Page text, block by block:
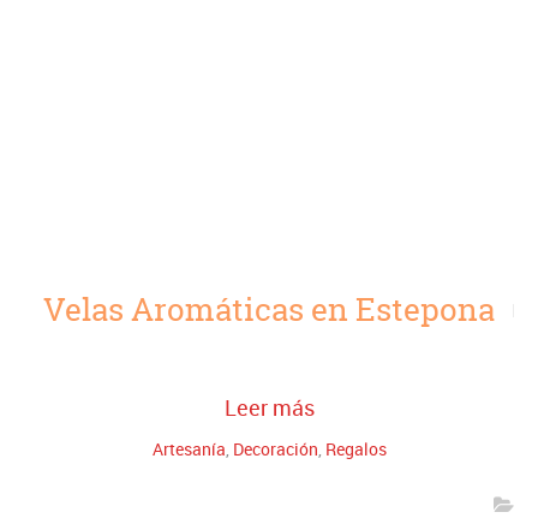
Velas Aromáticas en Estepona
Leer más
Artesanía, Decoración, Regalos